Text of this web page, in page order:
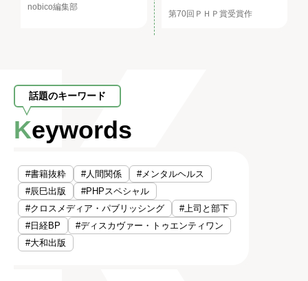
nobico編集部
第70回ＰＨＰ賞受賞作
話題のキーワード
Keywords
#書籍抜粋 #人間関係
#メンタルヘルス
#辰巳出版
#PHPスペシャル
#クロスメディア・パブリッシング
#上司と部下
#日経BP
#ディスカヴァー・トゥエンティワン
#大和出版